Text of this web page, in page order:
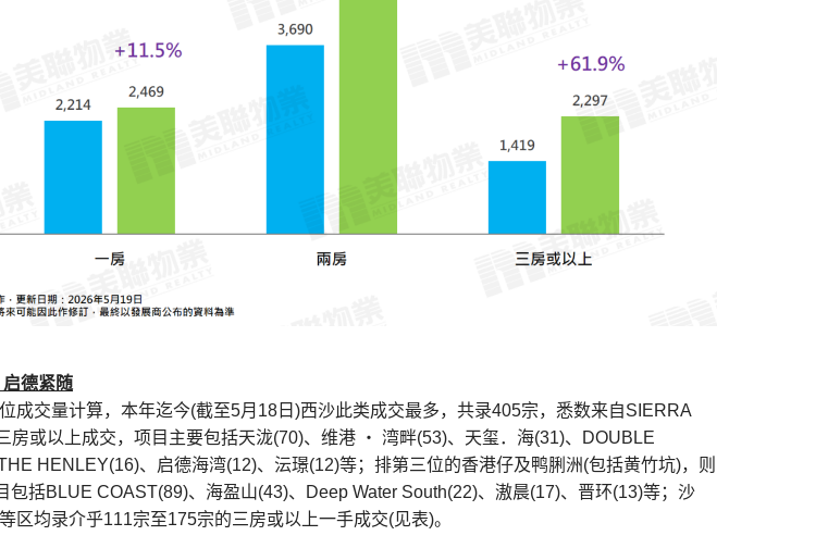
德紧随
成交量计算，本年迄今(截至5月18日)西沙此类成交最多，共录405宗，悉数来自SIERRA
房或以上成交，项目主要包括天泷(70)、维港 ‧ 湾畔(53)、天玺．海(31)、DOUBLE
HENLEY(16)、启德海湾(12)、沄璟(12)等；排第三位的香港仔及鸭脷洲(包括黄竹坑)，则
包括BLUE COAST(89)、海盈山(43)、Deep Water South(22)、滶晨(17)、晋环(13)等；沙
区均录介乎111宗至175宗的三房或以上一手成交(见表)。